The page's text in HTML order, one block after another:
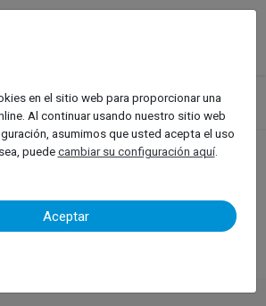
de Taller
Servicio de llantas
Equilibradora de Ruedas
en el sitio web para proporcionar una
Al continuar usando nuestro sitio web
asumimos que usted acepta el uso
puedecambiar su configuración aquí.
Aceptar